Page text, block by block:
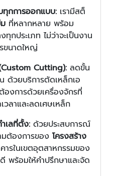
กการออกแบบ: เรามีสต็
ที่หลากหลาย พร้อม
กประเภท ไม่ว่าจะเป็นงาน
ขนาดใหญ่
Cutting): ลดขั้น
วยบริการตัดเหล็กเอ
งการด้วยเครื่องจักรที่
วลาและลดเศษเหล็ก
เลที่ตั้ง: ด้วยประสบการณ์
มต้องการของ โครงสร้าง
ารในเขตอุตสาหกรรมของ
ดี พร้อมให้คำปรึกษาและจัด